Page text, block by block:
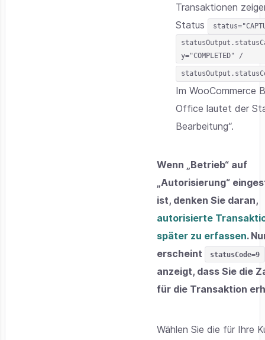
Transaktionen
Status
y="COMPLETED" /
Im WooCommerce
Office lautet der
Bearbeitung“.
Wenn „Betrieb“ auf
„Autorisierung“
ist, denken Sie daran,
autorisierte
später zu erfassen.
erscheint
statusCode=9
anzeigt, dass Sie die
für die Transaktion
Wählen Sie die für Ihre